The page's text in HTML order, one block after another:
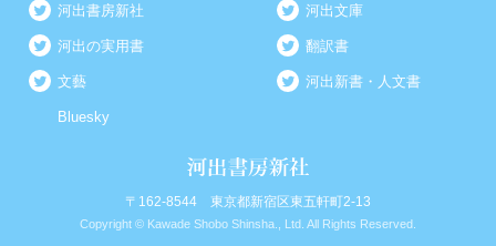
河出書房新社 河出文庫
河出の実用書 翻訳書
文藝 河出新書・人文書
Bluesky
〒162-8544 東京都新宿区東五軒町2-13
Copyright © Kawade Shobo Shinsha., Ltd. All Rights Reserved.